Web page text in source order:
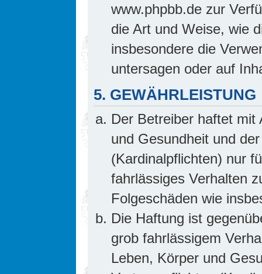
www.phpbb.de zur
die Art und Weise, wie
insbesondere die
untersagen oder auf
5. GEWÄHRLEISTUNG
Der Betreiber haftet mit
und Gesundheit und
(Kardinalpflichten) nur
fahrlässiges Verhalten
Folgeschäden wie
Die Haftung ist
grob fahrlässigem
Leben, Körper und